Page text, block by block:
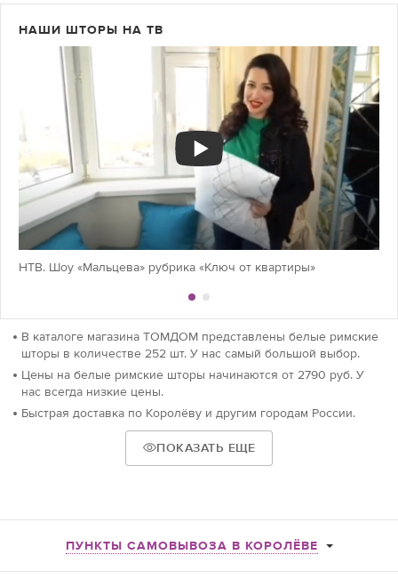
НАШИ ШТОРЫ НА ТВ
НТВ. Шоу «Мальцева» рубрика «Ключ от квартиры»
В каталоге магазина ТОМДОМ представлены белые римские
шторы в количестве 252 шт. У нас самый большой выбор.
Цены на белые римские шторы начинаются от 2790 руб. У
нас всегда низкие цены.
Быстрая доставка по Королёву и другим городам России.
ПОКАЗАТЬ ЕЩЕ
ПУНКТЫ САМОВЫВОЗА В КОРОЛЁВЕ